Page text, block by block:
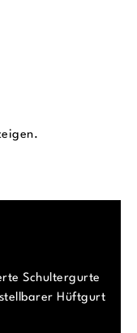
Schultergurte
Hüftgurt